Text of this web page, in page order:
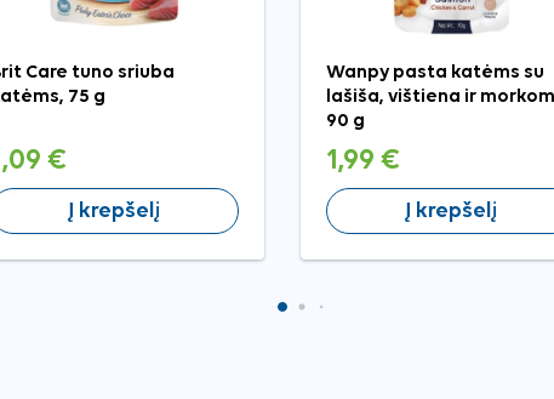
Care tuno sriuba
75 g
€
Į krepšelį
Wanpy pasta katėms su
lašiša, vištiena ir
90 g
1,99 €
Į krepšelį